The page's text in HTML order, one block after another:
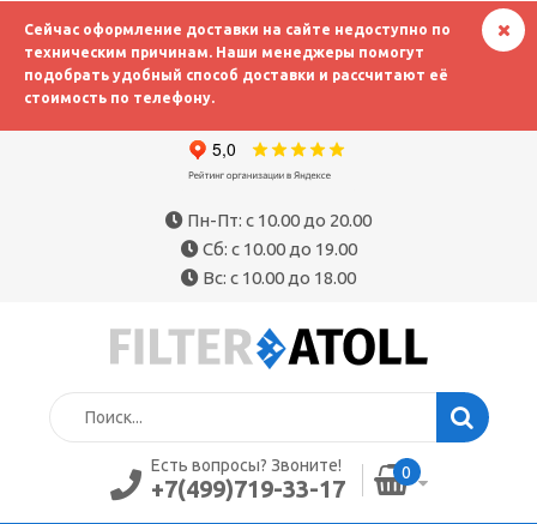
Сейчас оформление доставки на сайте недоступно по
техническим причинам. Наши менеджеры помогут
подобрать удобный способ доставки и рассчитают её
стоимость по телефону.
Пн-Пт: с 10.00 до 20.00
Сб: с 10.00 до 19.00
Вс: с 10.00 до 18.00
Есть вопросы? Звоните!
+7(499)719-33-17
0